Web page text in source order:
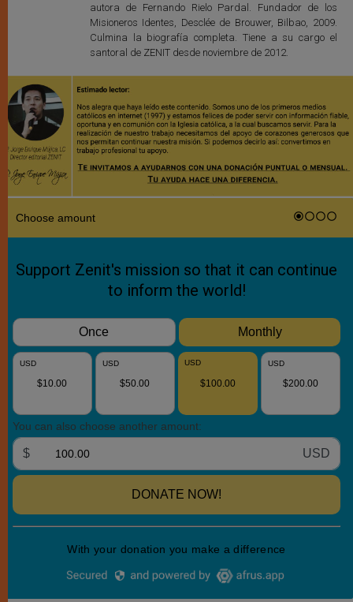
autora de Fernando Rielo Pardal. Fundador de los
Misioneros Identes, Desclée de Brouwer, Bilbao, 2009.
Culmina la biografía completa. Tiene a su cargo el
santoral de ZENIT desde noviembre de 2012.